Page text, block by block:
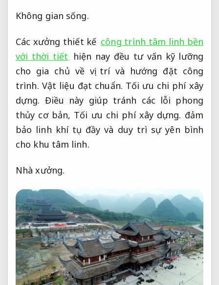
Không gian sống.
Các xưởng thiết kế công trình tâm linh bền
với thời tiết hiện nay đều tư vấn kỹ lưỡng
cho gia chủ về vị trí và hướng đặt công
trình. Vật liệu đạt chuẩn. Tối ưu chi phí xây
dựng. Điều này giúp tránh các lỗi phong
thủy cơ bản, Tối ưu chi phí xây dựng. đảm
bảo linh khí tụ đầy và duy trì sự yên bình
cho khu tâm linh.
Nhà xưởng.